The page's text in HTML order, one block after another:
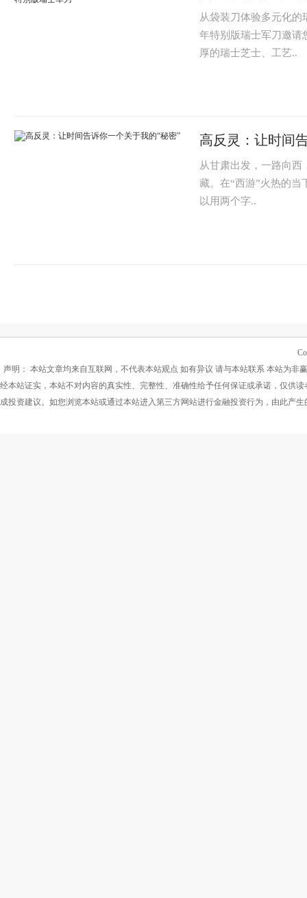
从袋装刀体验多元化的
年特别版瑞士军刀邀请
厚的瑞士芝士、工艺..
高反灵：让时间
从甘肃出发，一路向
藏。在“西游”火热的当
以用两个字..
声明： 本站文章均来自互联网，不代表本站观点 如有异议 请与本站联系 本站为
经本站证实，本站不对内容的真实性、完整性、准确性给予任何保证或承诺，仅供
成投资建议。如您浏览本站或通过本站进入第三方网站进行金融投资行为，由此产